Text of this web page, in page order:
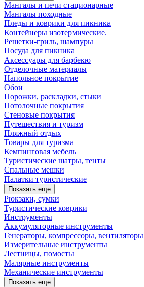
Мангалы и печи стационарные
Мангалы походные
Пледы и коврики для пикника
Контейнеры изотермические.
Решетки-гриль, шампуры
Посуда для пикника
Аксессуары для барбекю
Отделочные материалы
Напольное покрытие
Обои
Порожки, раскладки, стыки
Потолочные покрытия
Стеновые покрытия
Путешествия и туризм
Пляжный отдых
Товары для туризма
Кемпинговая мебель
Туристические шатры, тенты
Спальные мешки
Палатки туристические
Показать еще
Рюкзаки, сумки
Туристические коврики
Инструменты
Аккумуляторные инструменты
Генераторы, компрессоры, вентиляторы
Измерительные инструменты
Лестницы, помосты
Малярные инструменты
Механические инструменты
Показать еще